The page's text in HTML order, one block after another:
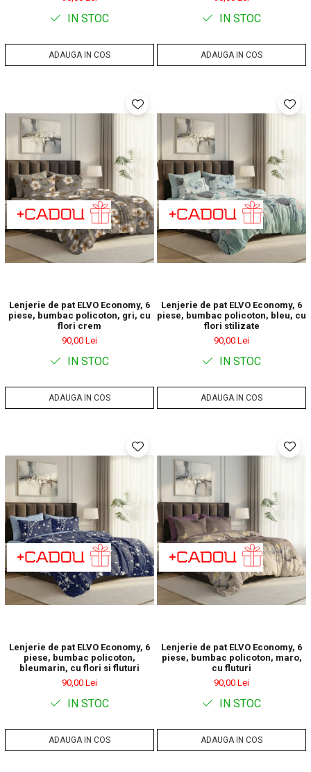
IN STOC
ADAUGA IN COS
IN STOC
ADAUGA IN COS
Lenjerie de pat ELVO Economy, 6
piese, bumbac policoton, gri, cu
flori crem
90,00 Lei
IN STOC
ADAUGA IN COS
Lenjerie de pat ELVO Economy, 6
piese, bumbac policoton, bleu, cu
flori stilizate
90,00 Lei
IN STOC
ADAUGA IN COS
Lenjerie de pat ELVO Economy, 6
piese, bumbac policoton,
bleumarin, cu flori si fluturi
90,00 Lei
IN STOC
ADAUGA IN COS
Lenjerie de pat ELVO Economy, 6
piese, bumbac policoton, maro,
cu fluturi
90,00 Lei
IN STOC
ADAUGA IN COS